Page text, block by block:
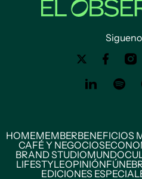
HOMEMEMBERBENEFICIOS
CAFÉ Y NEGOCIOS
BRAND STUDIOMUNDO
LIFESTYLEOPINIÓN
EDICIONES